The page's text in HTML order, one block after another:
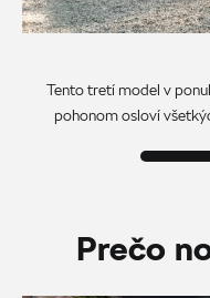
Tento tretí model v
pohonom osloví
Prečo